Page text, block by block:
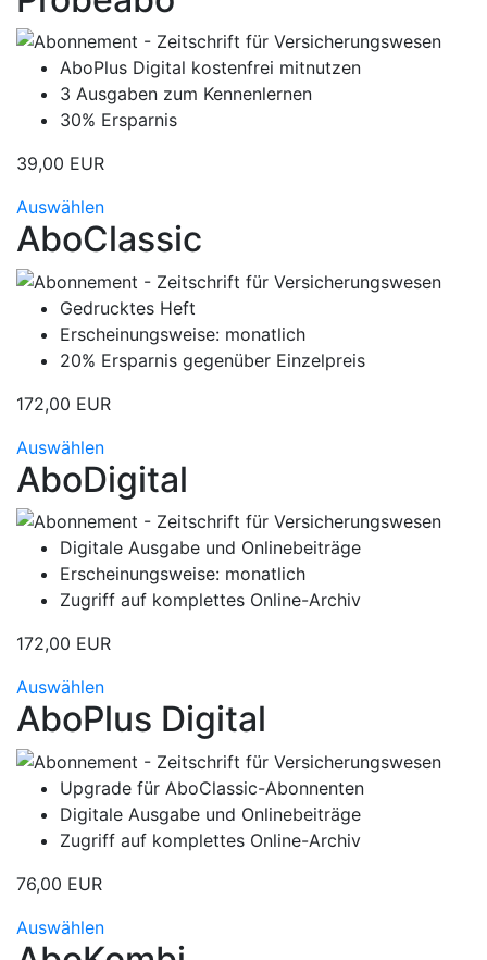
AboPlus Digital kostenfrei mitnutzen
3 Ausgaben zum Kennenlernen
30% Ersparnis
39,00 EUR
Auswählen
AboClassic
Gedrucktes Heft
Erscheinungsweise: monatlich
20% Ersparnis gegenüber Einzelpreis
172,00 EUR
Auswählen
AboDigital
Digitale Ausgabe und Onlinebeiträge
Erscheinungsweise: monatlich
Zugriff auf komplettes Online-Archiv
172,00 EUR
Auswählen
AboPlus Digital
Upgrade für AboClassic-Abonnenten
Digitale Ausgabe und Onlinebeiträge
Zugriff auf komplettes Online-Archiv
76,00 EUR
Auswählen